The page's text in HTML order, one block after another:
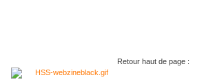
Retour haut de page :